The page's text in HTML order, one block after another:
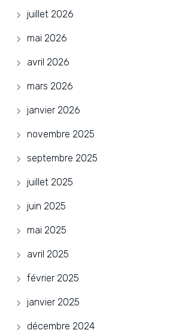
juillet 2026
mai 2026
avril 2026
mars 2026
janvier 2026
novembre 2025
septembre 2025
juillet 2025
juin 2025
mai 2025
avril 2025
février 2025
janvier 2025
décembre 2024